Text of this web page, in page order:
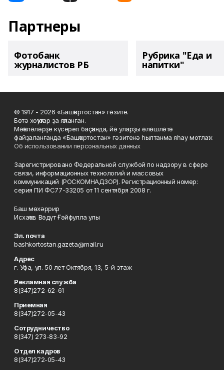
Партнеры
Фотобанк
журналистов РБ
Рубрика "Еда и
напитки"
© 1917 - 2026 «Башҡортостан» гәзите.
Бөтә хоҡуҡтар ҙа яҡланған.
Мәҡәләләрҙе күсереп баҫҡанда, йә уларҙы өлөшләтә
файҙаланғанда «Башҡортостан» гәзитенә һылтанма яһау мотлаҡ.
Об использовании персональных данных
Зарегистрировано Федеральной службой по надзору в сфере
связи, информационных технологий и массовых
коммуникаций (РОСКОМНАДЗОР). Регистрационный номер:
серия ПИ ФС77-33205 от 11 сентября 2008 г.
Баш мөхәррир
Исхаҡов Вәдүт Ғәйфулла улы
Эл. почта
bashkortostan.gazeta@mail.ru
Адрес
г. Уфа, ул. 50 лет Октября, 13, 5-й этаж
Рекламная служба
8(347)272-62-61
Приемная
8(347)272-05-43
Сотрудничество
8(347) 273-83-92
Отдел кадров
8(347)272-05-43